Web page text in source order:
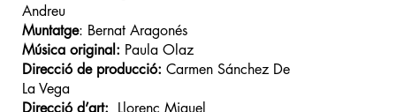
Andreu
Muntatge: Bernat Aragonés
Música original: Paula Olaz
Direcció de producció: Carmen Sánchez De
La Vega